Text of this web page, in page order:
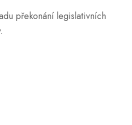
překonání legislativních